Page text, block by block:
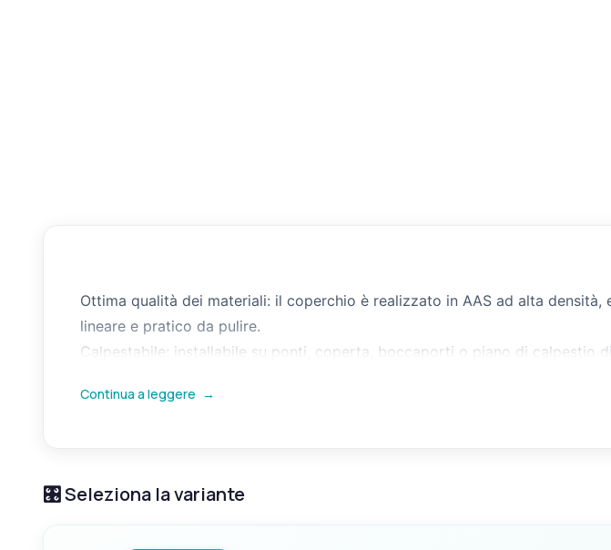
Ottima qualità dei materiali: il coperchio è realizzato in AAS ad alta
lineare e pratico da pulire.
Calpestabile: installabile su ponti, coperta, boccaporti o piano di calpestio
e le oscillazioni provocate dal movimento della barca. Ideale per applicazioni
Continua a leggere →
🎛️ Seleziona la variante